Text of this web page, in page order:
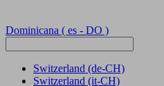
Dominicana ( es - DO )
Switzerland (de-CH)
Switzerland (it-CH)